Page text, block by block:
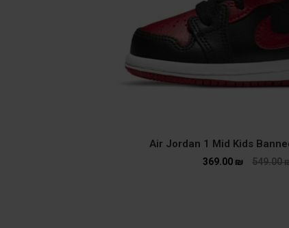
Air Jordan 1 Mid Kids
549.00
369.00 ₪